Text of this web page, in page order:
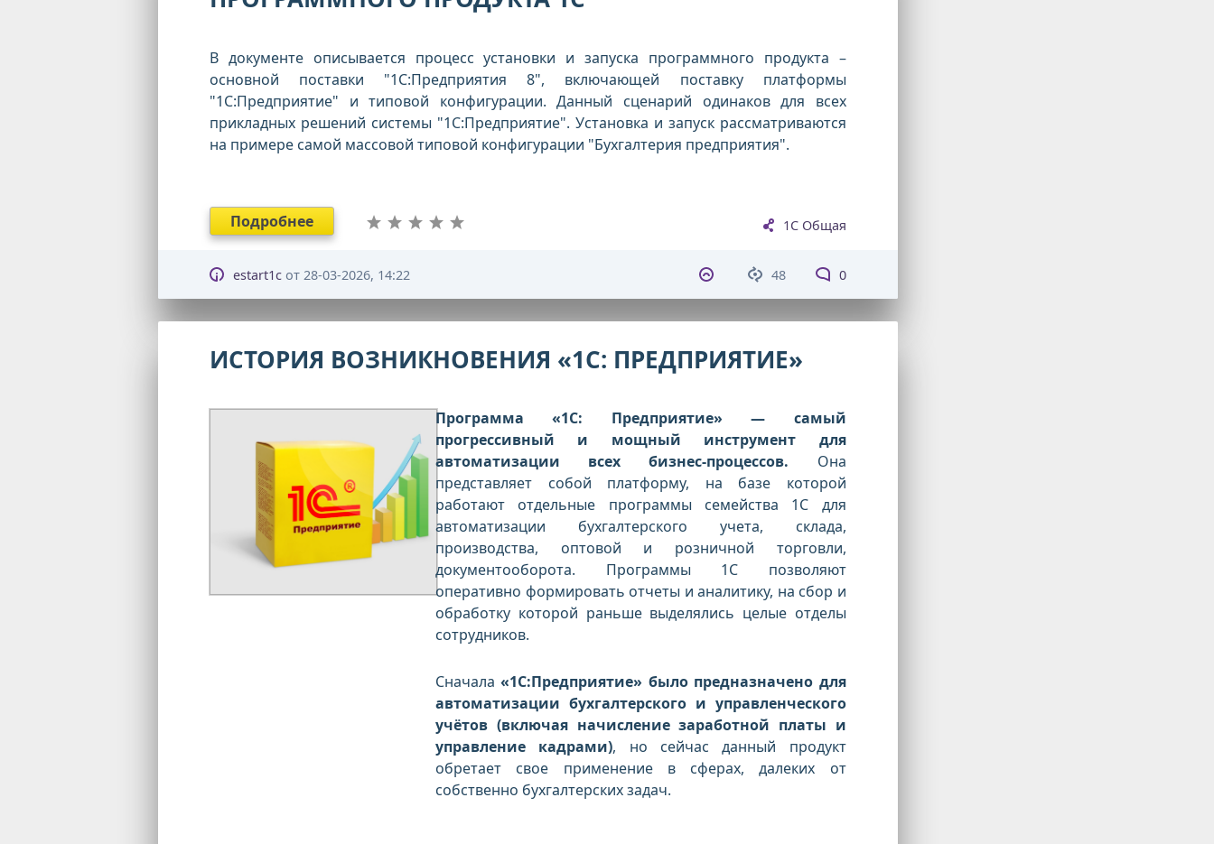
В документе описывается процесс установки и запуска программного продукта –
основной поставки "1С:Предприятия 8", включающей поставку платформы
"1С:Предприятие" и типовой конфигурации. Данный сценарий одинаков для всех
прикладных решений системы "1С:Предприятие". Установка и запуск рассматриваются
на примере самой массовой типовой конфигурации "Бухгалтерия предприятия".
1С Общая
Подробнее
48 0
estart1cот 28-03-2026, 14:22
ИСТОРИЯ ВОЗНИКНОВЕНИЯ «1C: ПРЕДПРИЯТИЕ»
Программа «1C: Предприятие» — самый
прогрессивный и мощный инструмент для
автоматизации всех бизнес-процессов. Она
представляет собой платформу, на базе которой
работают отдельные программы семейства 1C для
автоматизации бухгалтерского учета, склада,
производства, оптовой и розничной торговли,
документооборота. Программы 1C позволяют
оперативно формировать отчеты и аналитику, на сбор и
обработку которой раньше выделялись целые отделы
сотрудников.
Сначала«1C:Предприятие» было предназначено для
автоматизации бухгалтерского и управленческого
учётов (включая начисление заработной платы и
управление кадрами), но сейчас данный продукт
обретает свое применение в сферах, далеких от
собственно бухгалтерских задач.